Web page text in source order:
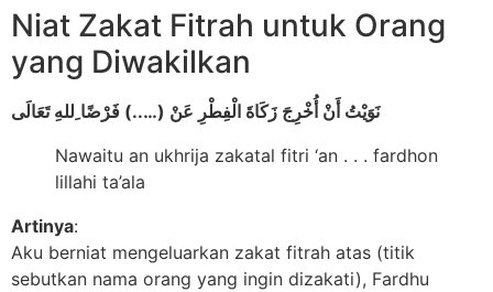
Niat Zakat Fitrah untuk Orang
yang Diwakilkan
نَوَيْتُ أَنْ أُخْرِجَ زَكَاةَ الْفِطْرِ عَنْ (…..) فَرْضًا ِللهِ تَعَالَى
Nawaitu an ukhrija zakatal fitri ‘an . . . fardhon
lillahi ta’ala
Artinya:
Aku berniat mengeluarkan zakat fitrah atas (titik
sebutkan nama orang yang ingin dizakati), Fardhu